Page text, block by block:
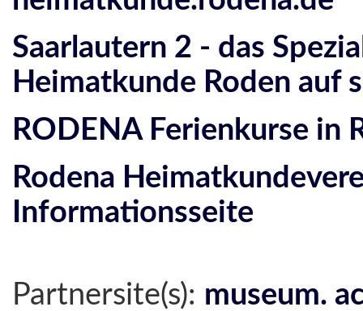
Saarlautern 2 - das
Heimatkunde Roden auf
RODENA Ferienkurse in
Rodena
Informationsseite
Partnersite(s): museum.